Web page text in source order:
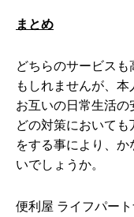
まとめ
どちらのサービス
もしれませんが、本
お互いの日常生活の
どの対策において
をする事により、
いでしょうか。
便利屋 ライフパー